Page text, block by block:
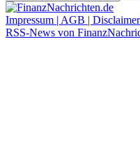
Impressum | AGB |
RSS-News von